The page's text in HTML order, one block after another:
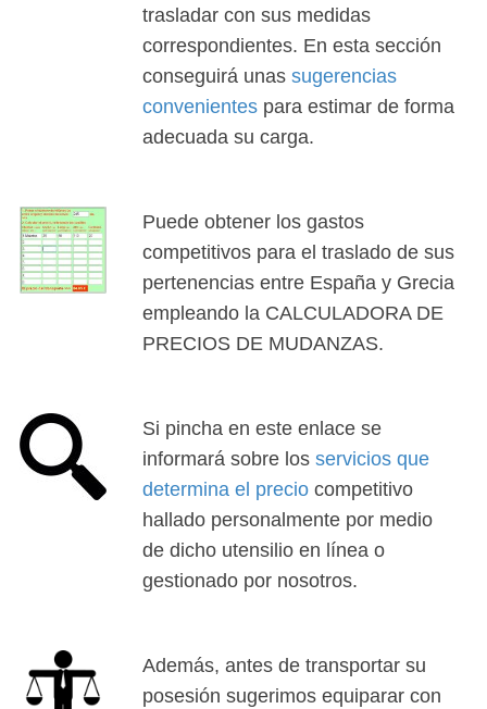
trasladar con sus medidas
correspondientes. En esta sección
conseguirá unas sugerencias
convenientes para estimar de forma
adecuada su carga.
Puede obtener los gastos
competitivos para el traslado de sus
pertenencias entre España y Grecia
empleando la CALCULADORA DE
PRECIOS DE MUDANZAS.
Si pincha en este enlace se
informará sobre los servicios que
determina el precio competitivo
hallado personalmente por medio
de dicho utensilio en línea o
gestionado por nosotros.
Además, antes de transportar su
posesión sugerimos equiparar con